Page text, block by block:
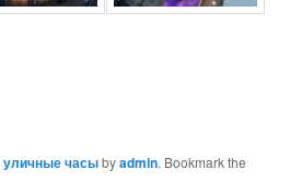
уличные часыbyadmin. Bookmark the